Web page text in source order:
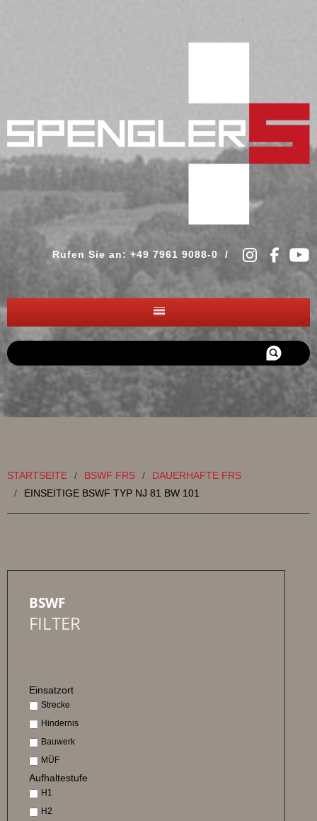
Rufen Sie an: +49 7961 9088-0 /
HOME
BSWF FRS
JOB UND KARRIERE
Suchen
...
STARTSEITE / BSWF FRS /
DAUERHAFTE FRS
/
EINSEITIGE BSWF TYP NJ 81 BW 101
BSWF
FILTER
Einsatzort
Strecke
Hindernis
Bauwerk
MÜF
Aufhaltestufe
H1
H2